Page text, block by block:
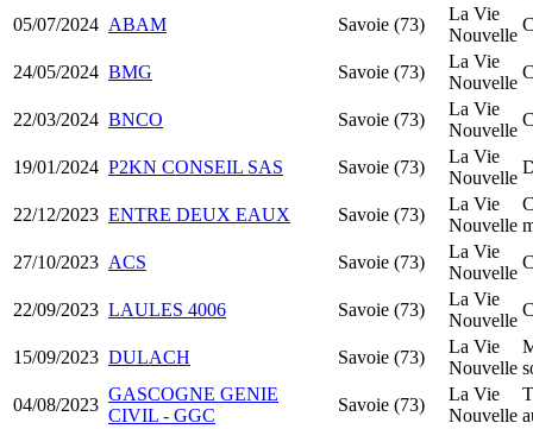
05/07/2024 ABAM Savoie (73)
La Vie
Nouvelle
24/05/2024 BMG Savoie (73)
La Vie
Nouvelle
22/03/2024 BNCO Savoie (73)
La Vie
Nouvelle
19/01/2024 P2KN CONSEIL SAS Savoie (73)
La Vie
Nouvelle
22/12/2023 ENTRE DEUX EAUX Savoie (73)
La Vie
Nouvelle
27/10/2023 ACS Savoie (73)
La Vie
Nouvelle
22/09/2023 LAULES 4006 Savoie (73)
La Vie
Nouvelle
15/09/2023 DULACH Savoie (73)
La Vie
Nouvelle
04/08/2023
GASCOGNE GENIE
CIVIL - GGC
Savoie (73)
La Vie
Nouvelle